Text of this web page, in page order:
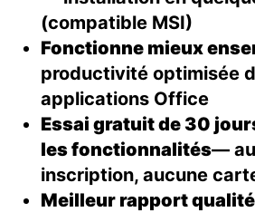
(compatible MSI)
Fonctionne mieux
productivité optimisée
applications Office
Essai gratuit de 30
les fonctionnalités—
inscription, aucune
Meilleur rapport